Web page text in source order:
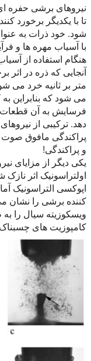
نیروهای برشی حفره
تا با یکدیگر برخورد
شود. خود ذرات به
با آسیاب مهره ها و
هنگام استفاده از
متر بر ثانیه خرد می
می شود که بنابراین
فرسایش به آن
دهد. ترکیبی از
پراکندگی مافوق صوت
و پراکندگی!
یکی دیگر از مزایای
اولتراسونیک اثر
کننده برشی را نشان
ویسکوزیته سیال را
کامپوزیت های